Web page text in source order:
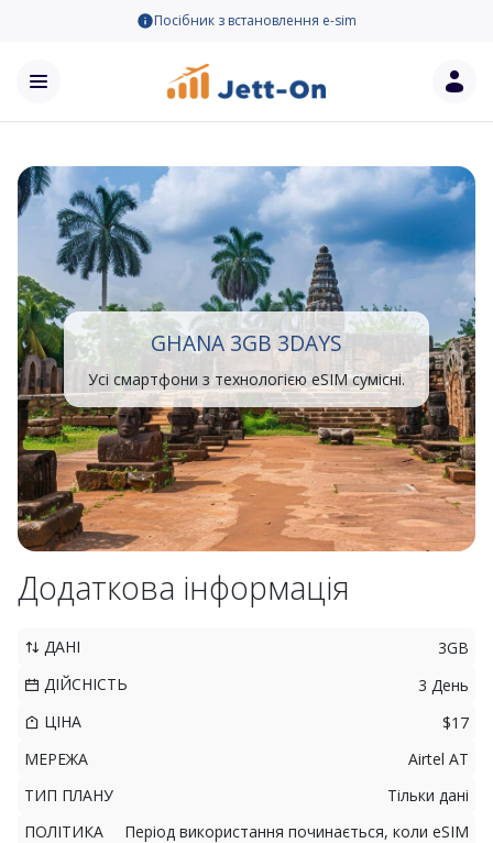
Посібник з встановлення e-sim
GHANA 3GB 3DAYS
Усі смартфони з технологією eSIM сумісні.
Додаткова інформація
ДАНІ
3GB
ДІЙСНІСТЬ
3 День
ЦІНА
$17
МЕРЕЖА
Airtel AT
ТИП ПЛАНУ
Тільки дані
ПОЛІТИКА
Період використання починається, коли eSIM